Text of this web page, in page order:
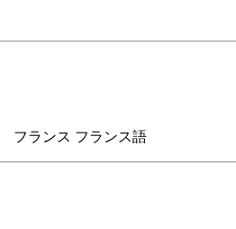
フランス フランス語